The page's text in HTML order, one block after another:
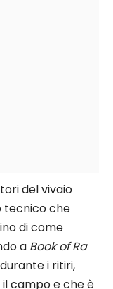
del vivaio
tecnico che
di come
a Book of Ra
i ritiri,
campo e che è